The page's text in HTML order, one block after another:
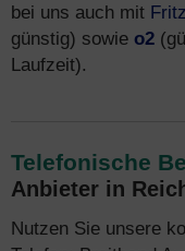
bei uns auch mit
günstig) sowie o2
Laufzeit).
Telefonische
Anbieter in
Nutzen Sie unsere